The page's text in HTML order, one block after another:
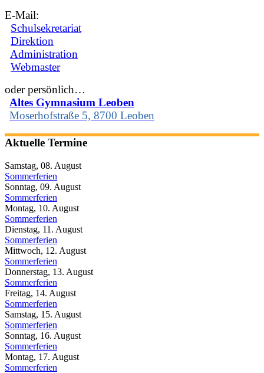
E-Mail:
Schulsekretariat
Direktion
Administration
Webmaster
oder persönlich…
Altes Gymnasium Leoben
Moserhofstraße 5, 8700 Leoben
Aktuelle Termine
Samstag, 08. August
Sommerferien
Sonntag, 09. August
Sommerferien
Montag, 10. August
Sommerferien
Dienstag, 11. August
Sommerferien
Mittwoch, 12. August
Sommerferien
Donnerstag, 13. August
Sommerferien
Freitag, 14. August
Sommerferien
Samstag, 15. August
Sommerferien
Sonntag, 16. August
Sommerferien
Montag, 17. August
Sommerferien